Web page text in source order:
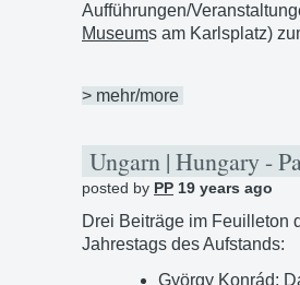
Aufführungen/
Museums am Karlsplatz)
> mehr/more
Ungarn | Hungary -
posted by PP 19 years ago
Drei Beiträge im Feuilleton
Jahrestags des Aufstands:
György Konrád: